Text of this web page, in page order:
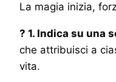
La magia inizia,
? 1. Indica su una
che attribuisci a
vita.